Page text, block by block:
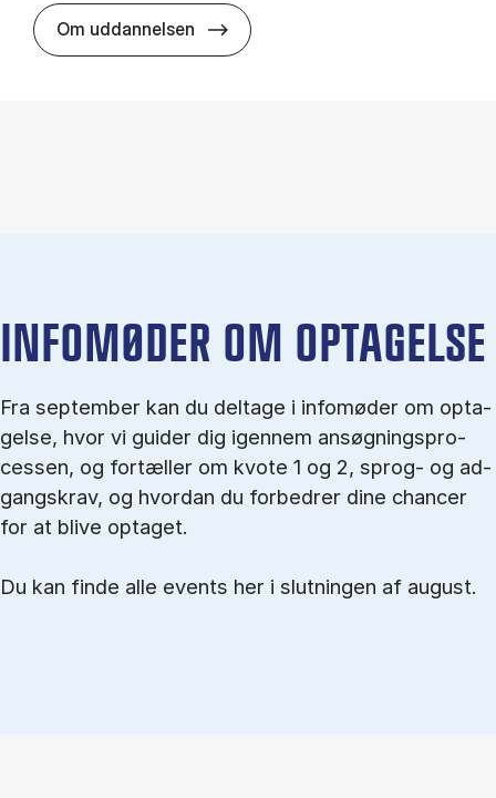
Om uddannelsen HA(psyk.) - erhvervs­økonomi og
IN­FO­MØ­DER OM OP­TA­GEL­SE
Fra september kan du del­tage i in­fo­mø­der om op­ta­
gel­se, hvor vi gu­i­der dig igen­nem an­søg­nings­pro­
ces­sen, og for­tæl­ler om kvo­te 1 og 2, sprog- og ad­
gangs­krav, og hvordan du forbedrer dine chancer
for at blive optaget.
Du kan finde alle events her i slutningen af august.